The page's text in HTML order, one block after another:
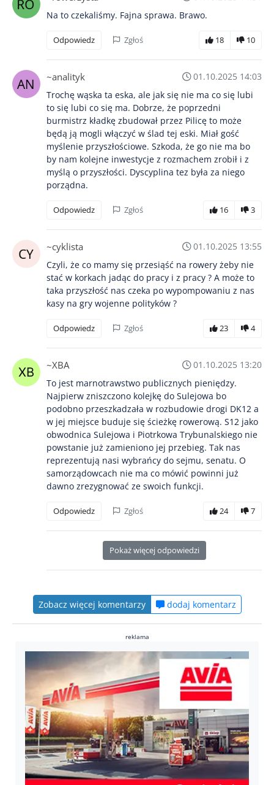
Na to czekaliśmy. Fajna sprawa. Brawo.
Odpowiedz Zgłoś 18 10
~analityk
01.10.2025 14:03
Trochę wąska ta eska, ale jak się nie ma co się lubi
to się lubi co się ma. Dobrze, że poprzedni
burmistrz kładkę zbudował przez Pilicę to może
będą ją mogli włączyć w ślad tej eski. Miał gość
myślenie przyszłościowe. Szkoda, że go nie ma bo
by nam kolejne inwestycje z rozmachem zrobił i z
myślą o przyszłości. Dyscyplina tez była za niego
porządna.
Odpowiedz Zgłoś 16 3
~cyklista
01.10.2025 13:55
Czyli, że co mamy się przesiąść na rowery żeby nie
stać w korkach jadąc do pracy i z pracy ? A może to
taka przyszłość nas czeka po wypompowaniu z nas
kasy na gry wojenne polityków ?
Odpowiedz Zgłoś 23 4
~XBA
01.10.2025 13:20
To jest marnotrawstwo publicznych pieniędzy.
Najpierw zniszczono kolejkę do Sulejowa bo
podobno przeszkadzała w rozbudowie drogi DK12 a
w jej miejsce buduje się ścieżkę rowerową. S12 jako
obwodnica Sulejowa i Piotrkowa Trybunalskiego nie
powstanie już zamieniono jej przebieg. Tak nas
reprezentują nasi wybrańcy do sejmu, senatu. O
samorządowcach nie ma co mówić powinni już
dawno zrezygnować ze swoich funkcji.
Odpowiedz Zgłoś 24 7
Pokaż więcej odpowiedzi
Zobacz więcej komentarzy dodaj komentarz
reklama